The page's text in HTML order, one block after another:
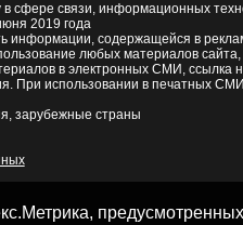
сфере связи, информационных
2019 года
информации, содержащейся в
любых материалов сайта,
в электронных СМИ, ссылка
При использовании в печатных
зарубежные страны
предусмотренных